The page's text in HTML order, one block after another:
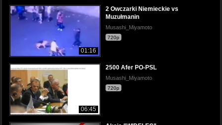
01:16
2 Owczarki Niemieckie vs
Muzułmanin
Musashi_Miyamoto
720p
06:45
2500 Afer PO-PSL
Musashi_Miyamoto
720p